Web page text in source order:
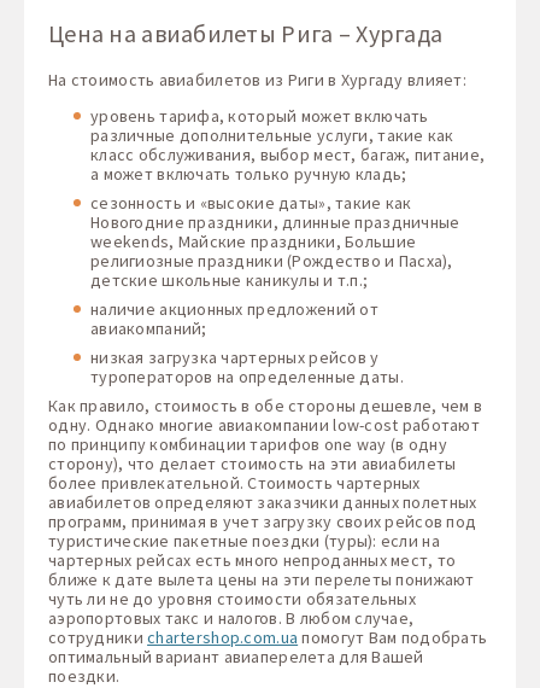
Цена на авиабилеты Рига – Хургада
На стоимость авиабилетов из Риги в Хургаду влияет:
уровень тарифа, который может включать
различные дополнительные услуги, такие как
класс обслуживания, выбор мест, багаж, питание,
а может включать только ручную кладь;
сезонность и «высокие даты», такие как
Новогодние праздники, длинные праздничные
weekends, Майские праздники, Большие
религиозные праздники (Рождество и Пасха),
детские школьные каникулы и т.п.;
наличие акционных предложений от
авиакомпаний;
низкая загрузка чартерных рейсов у
туроператоров на определенные даты.
Как правило, стоимость в обе стороны дешевле, чем в
одну. Однако многие авиакомпании low-cost работают
по принципу комбинации тарифов one way (в одну
сторону), что делает стоимость на эти авиабилеты
более привлекательной. Стоимость чартерных
авиабилетов определяют заказчики данных полетных
программ, принимая в учет загрузку своих рейсов под
туристические пакетные поездки (туры): если на
чартерных рейсах есть много непроданных мест, то
ближе к дате вылета цены на эти перелеты понижают
чуть ли не до уровня стоимости обязательных
аэропортовых такс и налогов. В любом случае,
сотрудникиchartershop.com.ua помогут Вам подобрать
оптимальный вариант авиаперелета для Вашей
поездки.